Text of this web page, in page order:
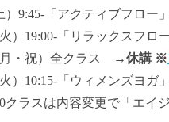
）9:45-「アクティブフロ
火）19:00-「リラックスフ
月・祝）全クラス →休講 ※
火）10:15-「ウィメンズヨ
ラスは内容変更で「エイ